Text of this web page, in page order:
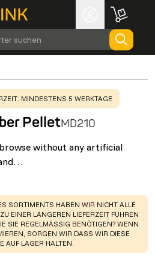
suchen
MINDESTENS 5 WERKTAGE
PelletMD210
without any artificial
SORTIMENTS HABEN WIR NICHT ALLE
EINER LÄNGEREN LIEFERZEIT FÜHREN
SIE REGELMÄSSIG BENÖTIGEN? WENN S
SORGEN WIR DASS WIR DIESE P
LAGER HALTEN.